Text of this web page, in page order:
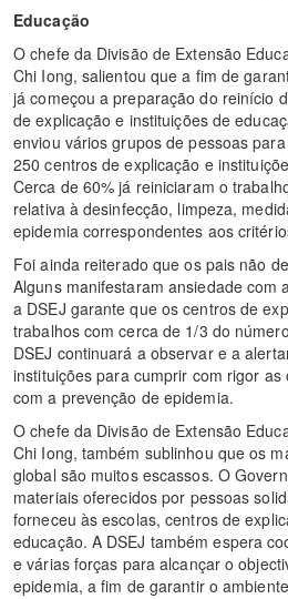
Educação
O chefe da Divisão de Extensão
Chi Iong, salientou que a fim de
já começou a preparação do reinício
de explicação e instituições de
enviou vários grupos de pessoas
250 centros de explicação e
Cerca de 60% já reiniciaram o
relativa à desinfecção, limpeza,
epidemia correspondentes aos
Foi ainda reiterado que os pais não
Alguns manifestaram ansiedade com
a DSEJ garante que os centros de
trabalhos com cerca de 1/3 do
DSEJ continuará a observar e a
instituições para cumprir com rigor
com a prevenção de epidemia.
O chefe da Divisão de Extensão
Chi Iong, também sublinhou que os
global são muitos escassos. O
materiais oferecidos por pessoas
forneceu às escolas, centros de
educação. A DSEJ também espera
e várias forças para alcançar o
epidemia, a fim de garantir o